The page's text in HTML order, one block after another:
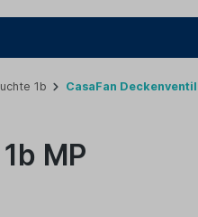
1b CasaFan
MP